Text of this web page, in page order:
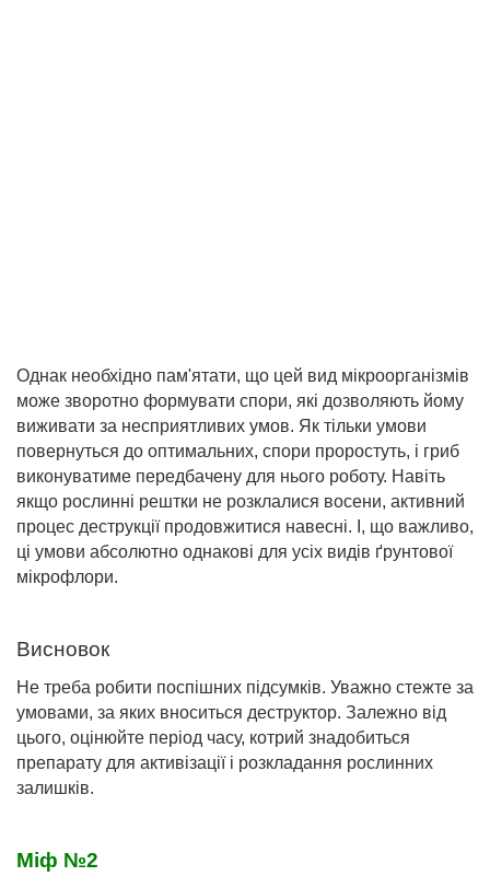
Однак необхідно пам'ятати, що цей вид мікроорганізмів
може зворотно формувати спори, які дозволяють йому
виживати за несприятливих умов. Як тільки умови
повернуться до оптимальних, спори проростуть, і гриб
виконуватиме передбачену для нього роботу. Навіть
якщо рослинні рештки не розклалися восени, активний
процес деструкції продовжитися навесні. І, що важливо,
ці умови абсолютно однакові для усіх видів ґрунтової
мікрофлори.
Висновок
Не треба робити поспішних підсумків. Уважно стежте за
умовами, за яких вноситься деструктор. Залежно від
цього, оцінюйте період часу, котрий знадобиться
препарату для активізації і розкладання рослинних
залишків.
Міф №2